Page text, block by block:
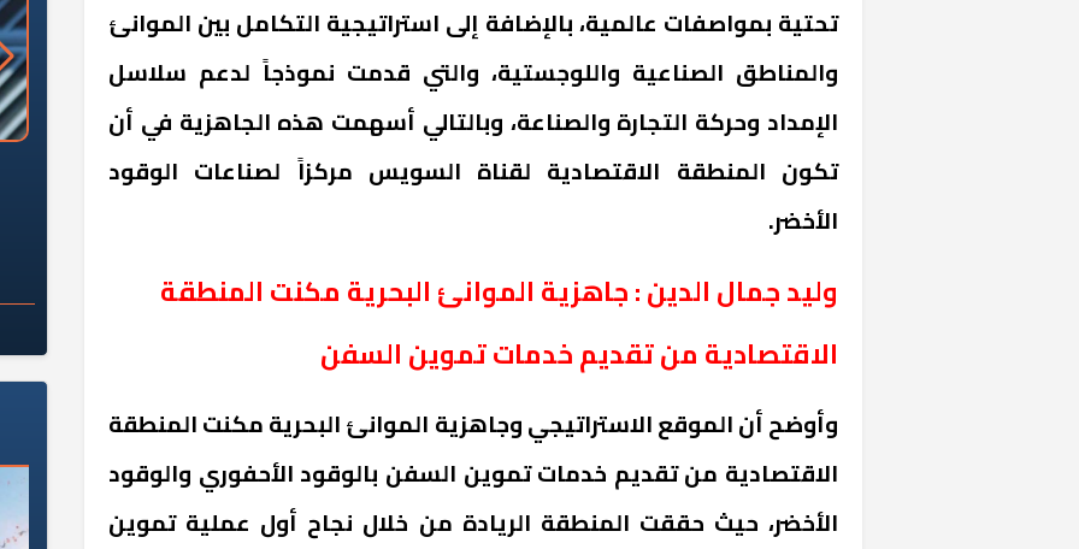
تحتية بمواصفات عالمية، بالإضافة إلى استراتيجية التكامل بين الموانئ
والمناطق الصناعية واللوجستية، والتي قدمت نموذجاً لدعم سلاسل
الإمداد وحركة التجارة والصناعة، وبالتالي أسهمت هذه الجاهزية في أن
تكون المنطقة الاقتصادية لقناة السويس مركزاً لصناعات الوقود
الأخضر.
وليد جمال الدين : جاهزية الموانئ البحرية مكنت المنطقة
الاقتصادية من تقديم خدمات تموين السفن
وأوضح أن الموقع الاستراتيجي وجاهزية الموانئ البحرية مكنت المنطقة
الاقتصادية من تقديم خدمات تموين السفن بالوقود الأحفوري والوقود
الأخضر، حيث حققت المنطقة الريادة من خلال نجاح أول عملية تموين
«وزارة الآثار»: العُثور على 10 توابيت
خشبية بفناء مقبرة "باكي"
سلامة الغذاء: 285 ألف طن صادرات
غذائية في أسبوع